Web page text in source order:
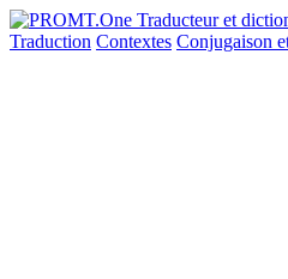
Traduction Contextes Conjugaison